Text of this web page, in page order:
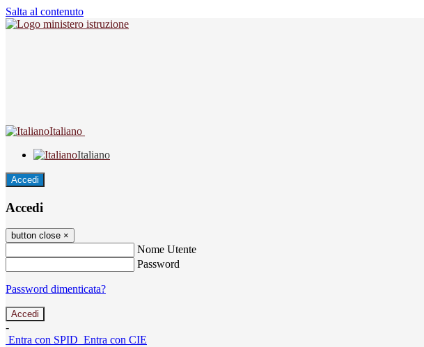
Salta al contenuto
Italiano
Italiano
Accedi
Accedi
button close ×
Nome Utente
Password
Password dimenticata?
-
Entra con SPID Entra con CIE